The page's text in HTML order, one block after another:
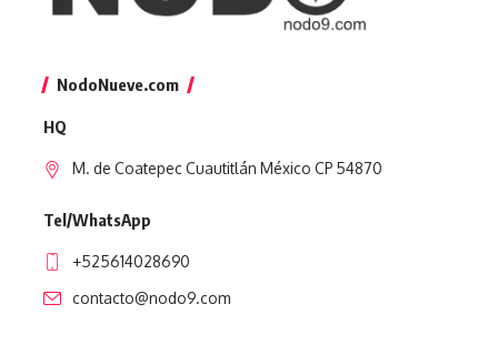
NodoNueve.com
HQ
M. de Coatepec Cuautitlán México CP 54870
Tel/WhatsApp
+525614028690
contacto@nodo9.com